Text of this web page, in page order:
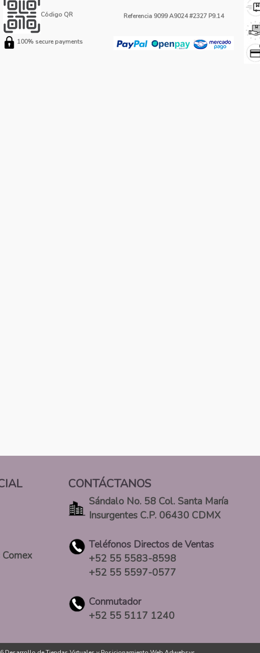
Código QR Referencia 9099 A9024 #2327 P9.14
100% secure payments
CONTÁCTANOS
Sándalo No. 58 Col. Santa María
Insurgentes C.P. 06430 CDMX
Teléfonos Directos de Ventas
+52 55 5583-8598
+52 55 5597-0577
Conmutador
+52 55 5117 1240